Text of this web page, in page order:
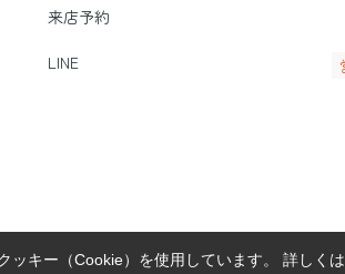
来店予約
LINE
ッキー（Cookie）を使用しています。 詳しく